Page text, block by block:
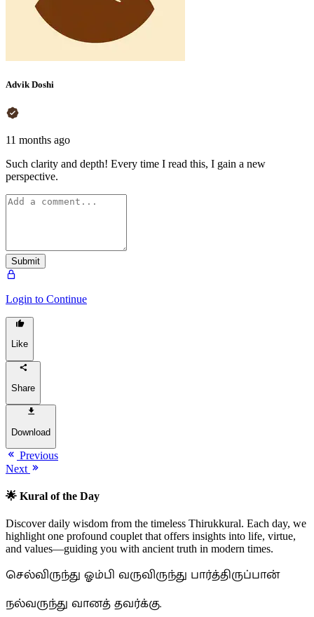
Advik Doshi
11 months ago
Such clarity and depth! Every time I read this, I gain a new
perspective.
Submit
Login to Continue
Like
Share
Download
Previous
Next
🌟 Kural of the Day
Discover daily wisdom from the timeless Thirukkural. Each day, we
highlight one profound couplet that offers insights into life, virtue,
and values—guiding you with ancient truth in modern times.
செல்விருந்து ஓம்பி வருவிருந்து பார்த்திருப்பான்
நல்வருந்து வானத் தவர்க்கு.